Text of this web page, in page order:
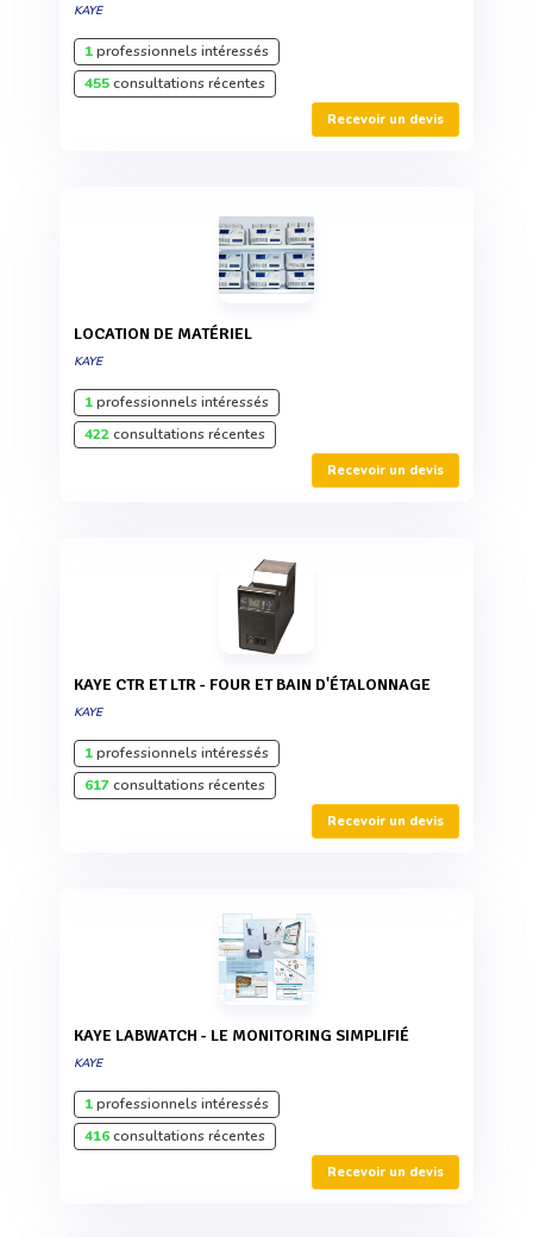
KAYE
1professionnels intéressés
455consultations récentes
Recevoir un devis
LOCATION DE MATÉRIEL
KAYE
1professionnels intéressés
422consultations récentes
Recevoir un devis
KAYE CTR ET LTR - FOUR ET BAIN D'ÉTALONNAGE
KAYE
1professionnels intéressés
617consultations récentes
Recevoir un devis
KAYE LABWATCH - LE MONITORING SIMPLIFIÉ
KAYE
1professionnels intéressés
416consultations récentes
Recevoir un devis